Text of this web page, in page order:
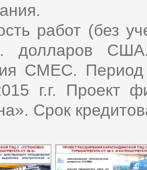
работ (без
долларов США.
СМЕС. Период
г.г. Проект
Срок